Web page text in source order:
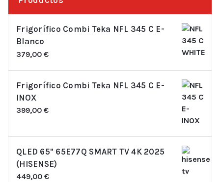
Frigorífico Combi Teka NFL 345 C E-
Blanco
379,00 €
Frigorífico Combi Teka NFL 345 C E-
INOX
399,00 €
QLED 65" 65E77Q SMART TV 4K 2025
(HISENSE)
449,00 €